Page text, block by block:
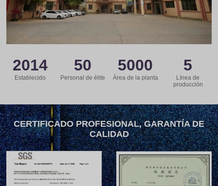
2014
Establecido
50
Personal de élite
5000
Área de la planta
5
Línea de
producción
CERTIFICADO PROFESIONAL, GARANTÍA DE
CALIDAD